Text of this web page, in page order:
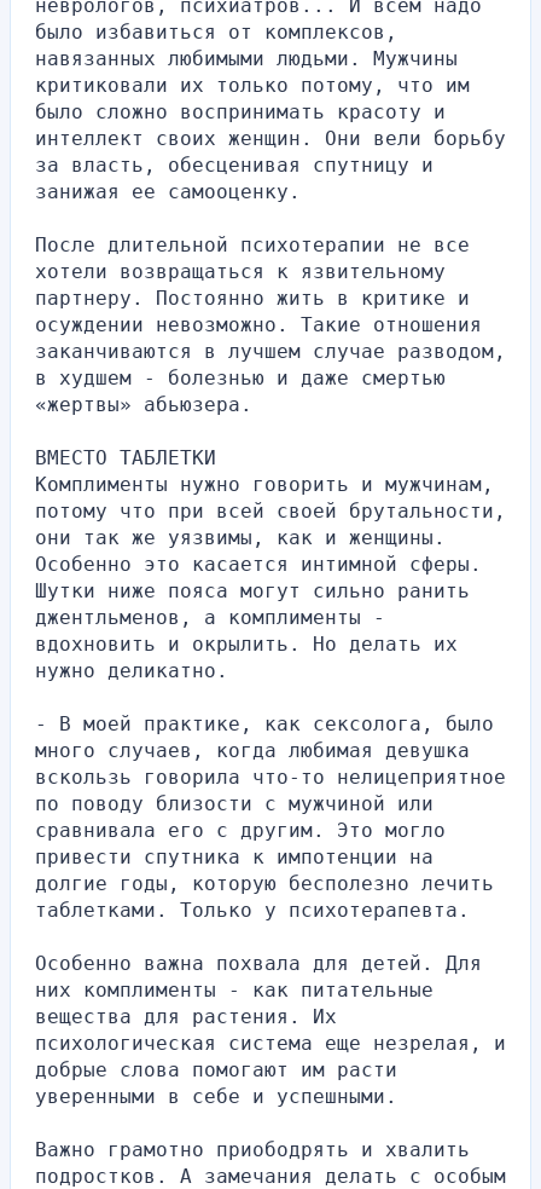
неврологов, психиатров... И всем надо
было избавиться от комплексов,
навязанных любимыми людьми. Мужчины
критиковали их только потому, что им
было сложно воспринимать красоту и
интеллект своих женщин. Они вели борьбу
за власть, обесценивая спутницу и
занижая ее самооценку.
После длительной психотерапии не все
хотели возвращаться к язвительному
партнеру. Постоянно жить в критике и
осуждении невозможно. Такие отношения
заканчиваются в лучшем случае разводом,
в худшем - болезнью и даже смертью
«жертвы» абьюзера.
ВМЕСТО ТАБЛЕТКИ
Комплименты нужно говорить и мужчинам,
потому что при всей своей брутальности,
они так же уязвимы, как и женщины.
Особенно это касается интимной сферы.
Шутки ниже пояса могут сильно ранить
джентльменов, а комплименты -
вдохновить и окрылить. Но делать их
нужно деликатно.
- В моей практике, как сексолога, было
много случаев, когда любимая девушка
вскользь говорила что-то нелицеприятное
по поводу близости с мужчиной или
сравнивала его с другим. Это могло
привести спутника к импотенции на
долгие годы, которую бесполезно лечить
таблетками. Только у психотерапевта.
Особенно важна похвала для детей. Для
них комплименты - как питательные
вещества для растения. Их
психологическая система еще незрелая, и
добрые слова помогают им расти
уверенными в себе и успешными.
Важно грамотно приободрять и хвалить
подростков. А замечания делать с особым